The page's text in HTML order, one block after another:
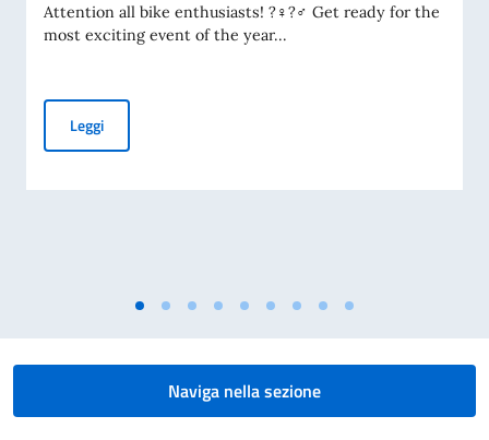
Attention all bike enthusiasts! ?‍♀️?‍♂️ Get ready for the
most exciting event of the year...
LeggiEvento "Bike Week Italy" - 14 Maggio 2023
Naviga nella sezione